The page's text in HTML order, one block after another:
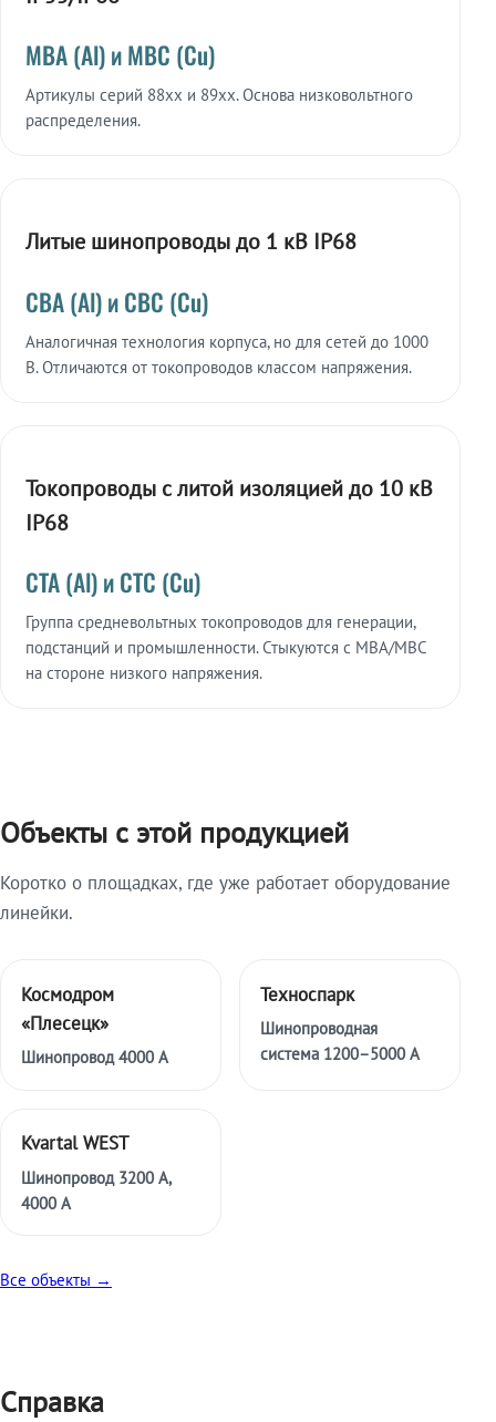
МВА (Al) и МВС (Cu)
Артикулы серий 88xx и 89xx. Основа низковольтного
распределения.
Литые шинопроводы до 1 кВ IP68
СВА (Al) и СВС (Cu)
Аналогичная технология корпуса, но для сетей до 1000
В. Отличаются от токопроводов классом напряжения.
Токопроводы с литой изоляцией до 10 кВ
IP68
СТА (Al) и СТС (Cu)
Группа средневольтных токопроводов для генерации,
подстанций и промышленности. Стыкуются с МВА/МВС
на стороне низкого напряжения.
Объекты с этой продукцией
Коротко о площадках, где уже работает оборудование
линейки.
Космодром
«Плесецк»
Шинопровод 4000 А
Техноспарк
Шинопроводная
система 1200–5000 А
Kvartal WEST
Шинопровод 3200 А,
4000 А
Все объекты →
Справка